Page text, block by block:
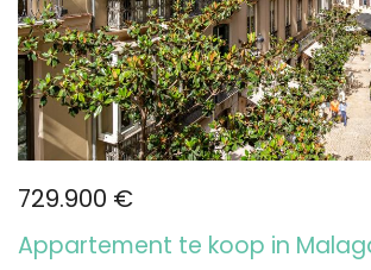
729.900 €
Appartement te koop in